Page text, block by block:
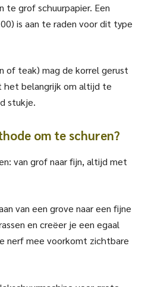
te grof schuurpapier. Een
is aan te raden voor dit type
of teak) mag de korrel gerust
het belangrijk om altijd te
stukje.
om te schuren?
van grof naar fijn, altijd met
van een grove naar een fijne
en creëer je een egaal
nerf mee voorkomt zichtbare